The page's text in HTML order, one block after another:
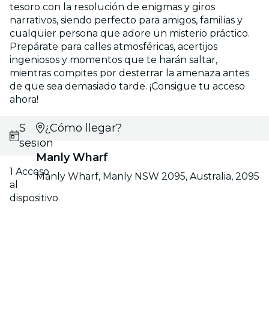
tesoro con la resolución de enigmas y giros
narrativos, siendo perfecto para amigos, familias y
cualquier persona que adore un misterio práctico.
Prepárate para calles atmosféricas, acertijos
ingeniosos y momentos que te harán saltar,
mientras compites por desterrar la amenaza antes
de que sea demasiado tarde. ¡Consigue tu acceso
ahora!
Selecciona
sesión
1 Acceso
al
dispositivo
¿Cómo llegar?
Manly Wharf
Manly Wharf, Manly NSW 2095, Australia, 2095